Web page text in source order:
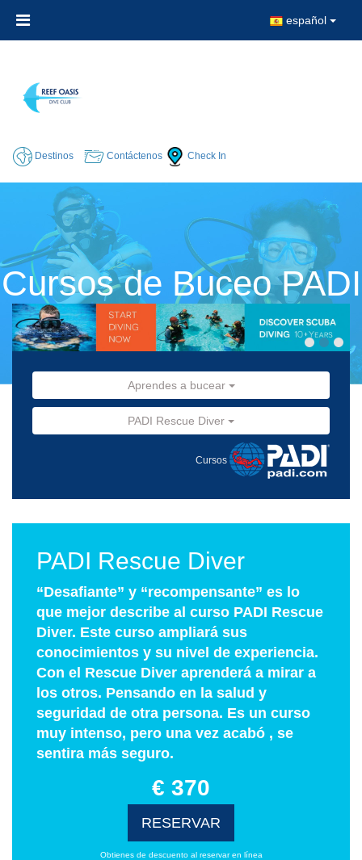
español
Destinos Contáctenos Check In
Cursos de Buceo PADI
Aprendes a bucear
PADI Rescue Diver
Cursos
PADI Rescue Diver
“Desafiante” y “recompensante” es lo
que mejor describe al curso PADI Rescue
Diver. Este curso ampliará sus
conocimientos y su nivel de experiencia.
Con el Rescue Diver aprenderá a mirar a
los otros. Pensando en la salud y
seguridad de otra persona. Es un curso
muy intenso, pero una vez acabó , se
sentira más seguro.
€ 370
RESERVAR
Obtienes de descuento al reservar en línea